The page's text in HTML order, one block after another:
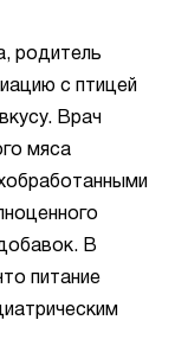
родитель
с птицей
Врач
мяса
В
питание